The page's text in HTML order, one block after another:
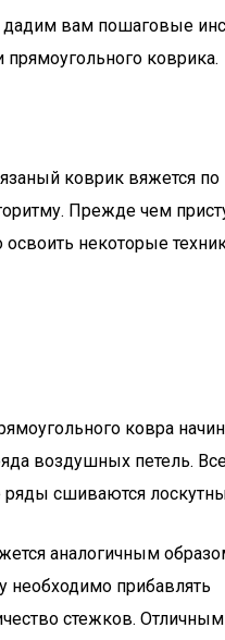
вам пошаговые
прямоугольного коврика.
коврик вяжется по
Прежде чем
освоить некоторые
ковра
воздушных петель.
сшиваются
аналогичным
прибавлять
стежков.